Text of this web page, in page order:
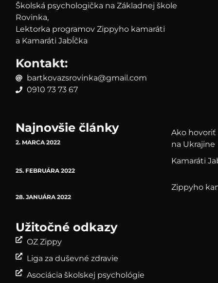
Školská psychologička na Základnej škole
Rovinka,
Lektorka programov Zippyho kamaráti
a Kamaráti Jabĺčka
Kontakt:
bartkovazsrovinka@gmail.com
0910 73 73 67
Najnovšie články
2. MARCA 2022
Ako
na Ukrajine
25. FEBRUÁRA 2022
Kamaráti
28. JANUÁRA 2022
Zippyho
Užitočné odkazy
OZ Zippy
Liga za duševné zdravie
Asociácia školskej psychológie